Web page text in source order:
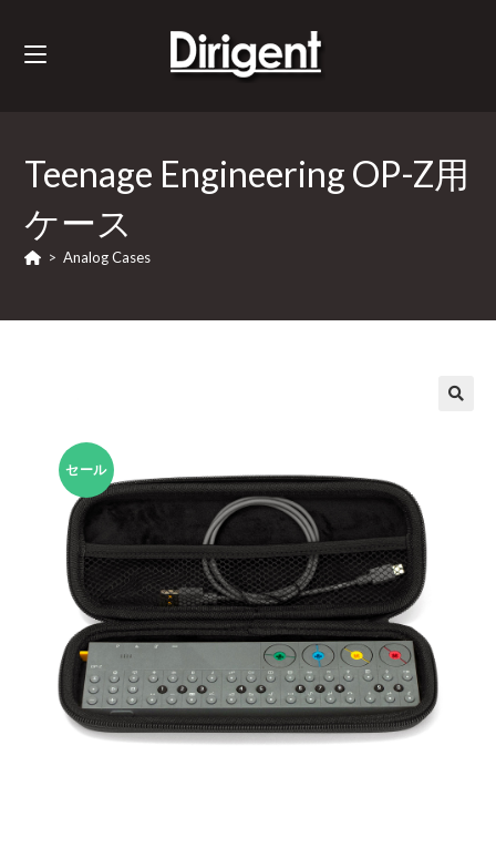
Teenage Engineering OP-Z用
ケース
> Analog Cases
セール